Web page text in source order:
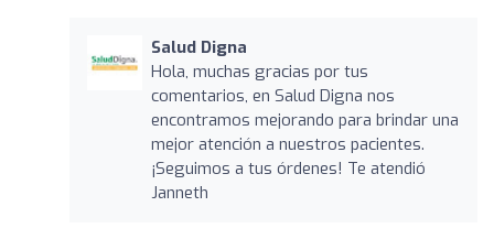
Salud Digna
Hola, muchas gracias por tus
comentarios, en Salud Digna nos
encontramos mejorando para brindar una
mejor atención a nuestros pacientes.
¡Seguimos a tus órdenes! Te atendió
Janneth